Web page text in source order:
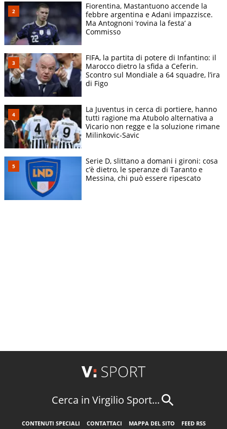
Fiorentina, Mastantuono accende la
febbre argentina e Adani impazzisce.
Ma Antognoni ‘rovina la festa’ a
Commisso
FIFA, la partita di potere di Infantino: il
Marocco dietro la sfida a Ceferin.
Scontro sul Mondiale a 64 squadre, l’ira
di Figo
La Juventus in cerca di portiere, hanno
tutti ragione ma Atubolo alternativa a
Vicario non regge e la soluzione rimane
Milinkovic-Savic
Serie D, slittano a domani i gironi: cosa
c’è dietro, le speranze di Taranto e
Messina, chi può essere ripescato
Cerca in Virgilio Sport...
CONTENUTI SPECIALI CONTATTACI MAPPA DEL SITO FEED RSS